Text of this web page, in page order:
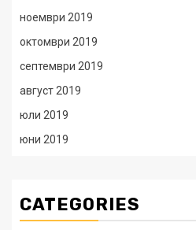
ноември 2019
октомври 2019
септември 2019
август 2019
юли 2019
юни 2019
CATEGORIES